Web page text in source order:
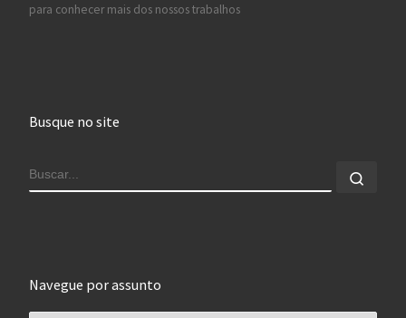
para conhecer mais dos nossos trabalhos
Busque no site
BUSCAR
Navegue por assunto